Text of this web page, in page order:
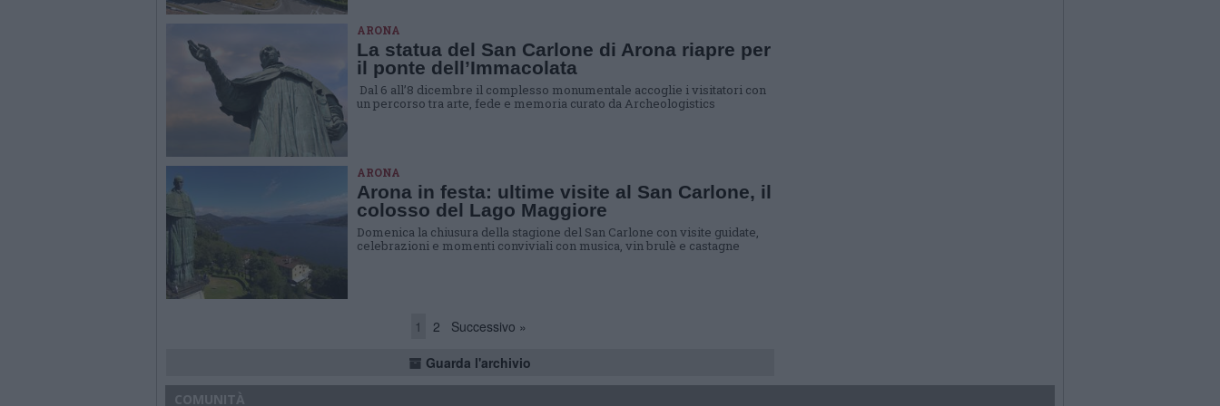
ARONA
La statua del San Carlone di Arona riapre per
il ponte dell’Immacolata
Dal 6 all’8 dicembre il complesso monumentale accoglie i visitatori con
un percorso tra arte, fede e memoria curato da Archeologistics
ARONA
Arona in festa: ultime visite al San Carlone, il
colosso del Lago Maggiore
Domenica la chiusura della stagione del San Carlone con visite guidate,
celebrazioni e momenti conviviali con musica, vin brulè e castagne
1 2
Successivo »
Guarda l'archivio
COMUNITÀ